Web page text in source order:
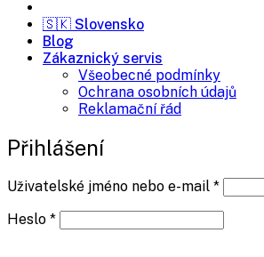
🇸🇰 Slovensko
Blog
Zákaznický servis
Všeobecné podmínky
Ochrana osobních údajů
Reklamační řád
Přihlášení
Uživatelské jméno nebo e-mail *Povinné
Heslo *Povinné